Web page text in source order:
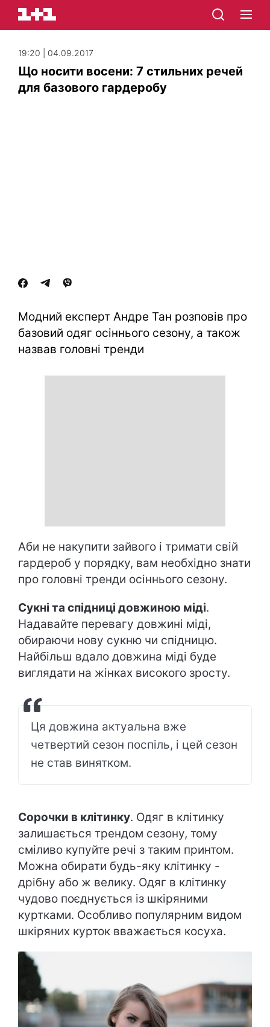
19:20 | 04.09.2017
Що носити восени: 7 стильних речей
для базового гардеробу
Модний експерт Андре Тан розповів про
базовий одяг осіннього сезону, а також
назвав головні тренди
Аби не накупити зайвого і тримати свій
гардероб у порядку, вам необхідно знати
про головні тренди осіннього сезону.
Сукні та спідниці довжиною міді.
Надавайте перевагу довжині міді,
обираючи нову сукню чи спідницю.
Найбільш вдало довжина міді буде
виглядати на жінках високого зросту.
Ця довжина актуальна вже
четвертий сезон поспіль, і цей сезон
не став винятком.
Сорочки в клітинку. Одяг в клітинку
залишається трендом сезону, тому
сміливо купуйте речі з таким принтом.
Можна обирати будь-яку клітинку -
дрібну або ж велику. Одяг в клітинку
чудово поєднується із шкіряними
куртками. Особливо популярним видом
шкіряних курток вважається косуха.